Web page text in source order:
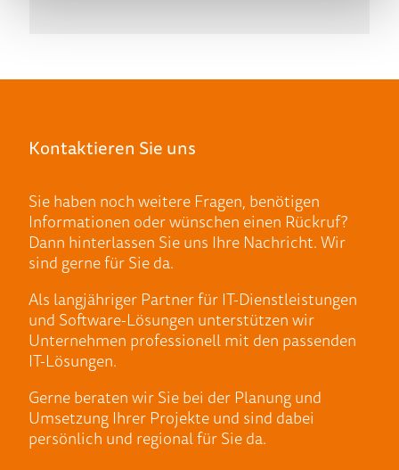
Kontaktieren Sie uns
Sie haben noch weitere Fragen, benötigen
Informationen oder wünschen einen Rückruf?
Dann hinterlassen Sie uns Ihre Nachricht. Wir
sind gerne für Sie da.
Als langjähriger Partner für IT-Dienstleistungen
und Software-Lösungen unterstützen wir
Unternehmen professionell mit den passenden
IT-Lösungen.
Gerne beraten wir Sie bei der Planung und
Umsetzung Ihrer Projekte und sind dabei
persönlich und regional für Sie da.